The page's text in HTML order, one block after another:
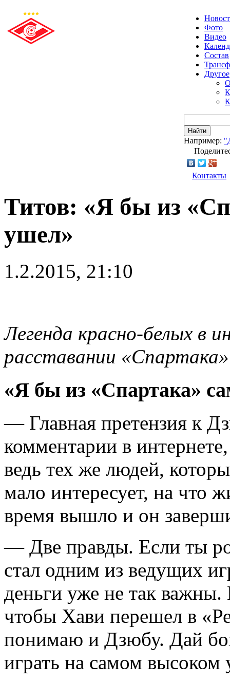
Фото
Видео
Состав
Другое
Найти
Например:
Контакты
Титов: «Я бы из
ушел»
1.2.2015, 21:10
Легенда красно-белых в
расставании
«Я бы из «Спартака»
— Главная претензия к
комментарии в
ведь тех же людей,
мало интересует, на что
время вышло и он
— Две правды. Если ты
стал одним из ведущих
деньги уже не так важны.
чтобы Хави перешел в
понимаю и Дзюбу. Дай
играть на самом